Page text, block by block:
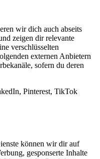
wir dich auch abseits
zeigen dir relevante
verschlüsselten
externen Anbietern
sofern du deren
Pinterest, TikTok
können wir dir auf
gesponserte Inhalte